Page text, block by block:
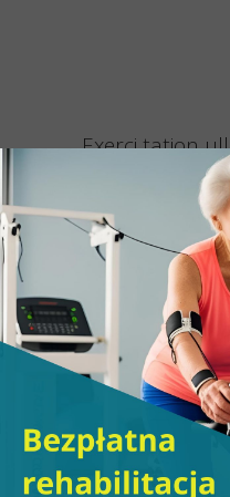
Exerci tation
lobortis nisl ut
commodo
facilisis at vero
tincidunt.
Lorem ipsum
adipiscing elit, sed
euismod tincidunt
aliquam erat